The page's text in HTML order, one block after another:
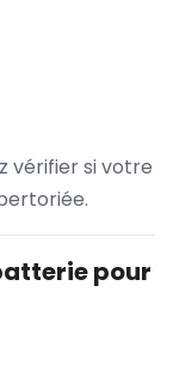
vérifier si votre
pour